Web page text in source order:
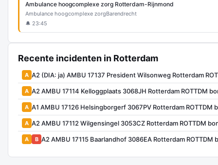
Ambulance hoogcomplexe zorg Rotterdam-Rijnmond
Ambulance hoogcomplexe zorgBarendrecht
🔔 23:45
Recente incidenten in Rotterdam
A A2 (DIA: ja) AMBU 17137 President Wilsonweg Rotterdam
A A2 AMBU 17114 Kelloggplaats 3068JH Rotterdam ROTTDM
A A1 AMBU 17126 Helsingborgerf 3067PV Rotterdam ROTTDM
A A2 AMBU 17112 Wilgensingel 3053CZ Rotterdam ROTTDM
A B A2 AMBU 17115 Baarlandhof 3086EA Rotterdam ROTTDM